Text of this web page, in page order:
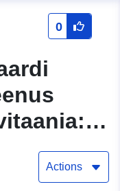
0
Actions